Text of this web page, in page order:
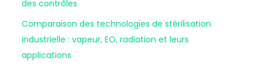
des contrôles
Comparaison des technologies de stérilisation
industrielle : vapeur, EO, radiation et leurs
applications